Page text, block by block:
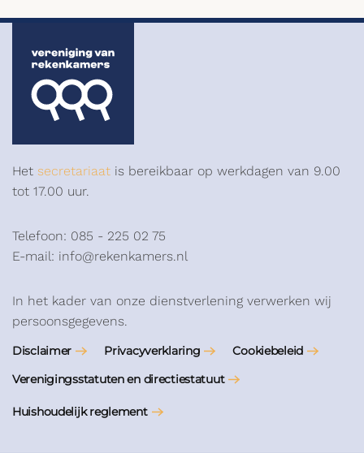
Het secretariaat is bereikbaar op werkdagen van 9.00
tot 17.00 uur.
Telefoon: 085 - 225 02 75
E-mail: info@rekenkamers.nl
In het kader van onze dienstverlening verwerken wij
persoonsgegevens.
Disclaimer Privacyverklaring
Cookiebeleid
Verenigingsstatuten en directiestatuut
Huishoudelijk reglement